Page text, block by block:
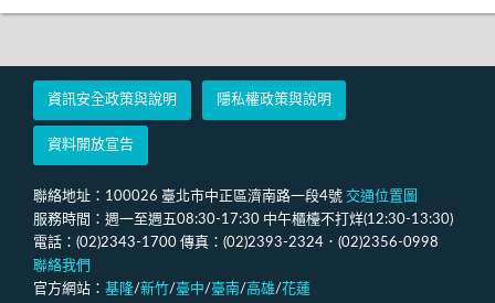
資訊安全政策與說明 隱私權政策與說明
資料開放宣告
聯絡地址：100026 臺北市中正區濟南路一段4號 交通位置圖
服務時間：週一至週五08:30-17:30 中午櫃檯不打烊(12:30-13:30)
電話：(02)2343-1700 傳真：(02)2393-2324．(02)2356-0998
聯絡我們
官方網站： 基隆/新竹/臺中/臺南/高雄/花蓮